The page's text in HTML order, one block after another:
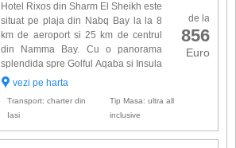
de la
856
Euro
Hotel Rixos din Sharm El Sheikh este
situat pe plaja din Nabq Bay la la 8
km de aeroport si 25 km de centrul
din Namma Bay. Cu o panorama
splendida spre Golful Aqaba si Insula
Tiran complexul ofera spatii de
proprie, uscator de par...
vezi pe harta
Transport: charter din
Iasi
Tip Masa: ultra all
inclusive